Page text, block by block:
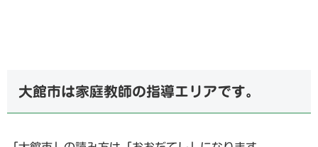
大館市は家庭教師の指導エリアです。